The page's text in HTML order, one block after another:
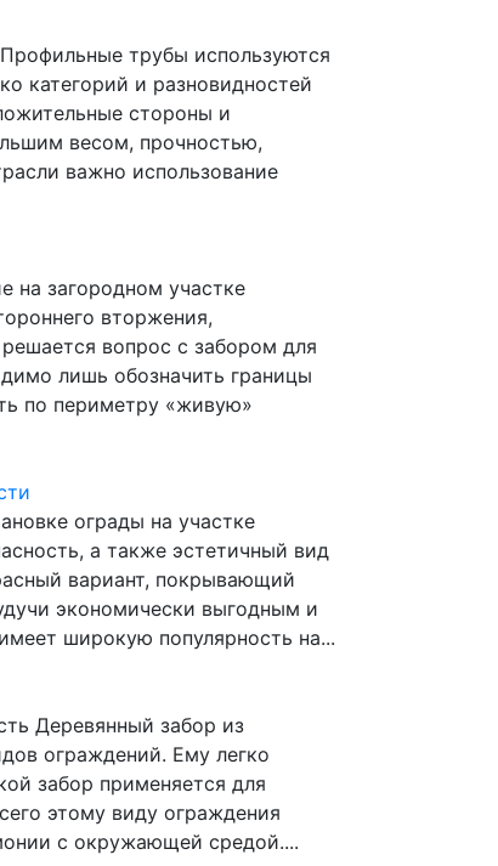
трубы используются
категорий и разновидностей
стороны и
весом, прочностью,
важно использование
на загородном участке
вторжения,
вопрос с забором для
лишь обозначить границы
по периметру «живую»
ограды на участке
а также эстетичный вид
вариант, покрывающий
экономически выгодным и
широкую популярность на...
Деревянный забор из
ограждений. Ему легко
забор применяется для
этому виду ограждения
с окружающей средой....